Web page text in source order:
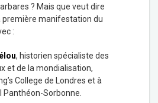
? Mais que veut dire
première manifestation du
:
, historien spécialiste des
et de la mondialisation,
College de Londres et à
Panthéon-Sorbonne.